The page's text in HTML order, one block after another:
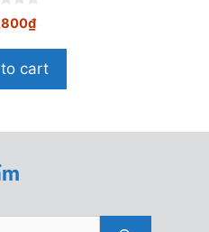
₫
cart